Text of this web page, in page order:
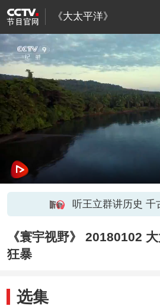
《大太平洋》
听王立群讲历史 千
《寰宇视野》 20180102
狂暴
选集